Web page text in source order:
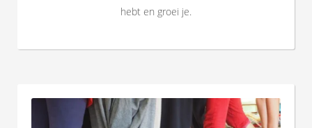
hebt en groei je.